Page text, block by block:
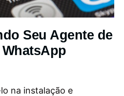
Seu Agente de
na instalação e